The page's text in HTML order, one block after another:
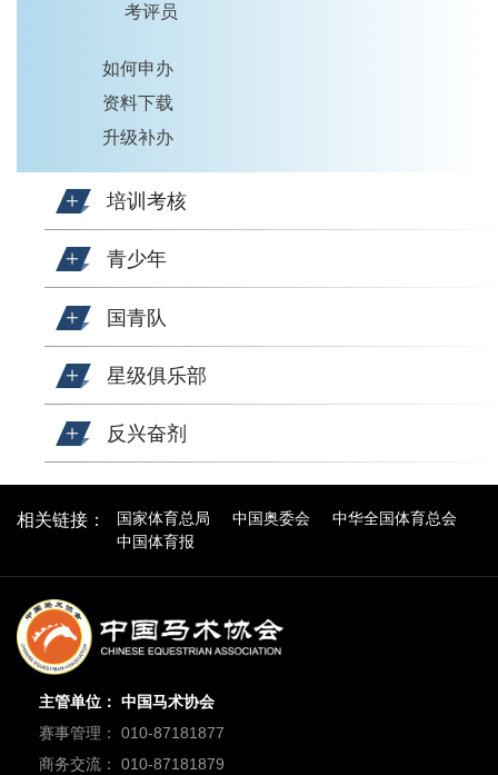
考评员
如何申办
资料下载
升级补办
培训考核
青少年
国青队
星级俱乐部
反兴奋剂
相关链接： 国家体育总局 中国奥委会
中华全国体育总会
中国体育报
主管单位： 中国马术协会
赛事管理： 010-87181877
商务交流： 010-87181879